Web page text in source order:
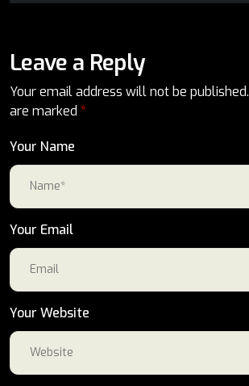
Leave a Reply
Your email address will not be published.
are marked *
Your Name
Your Email
Your Website